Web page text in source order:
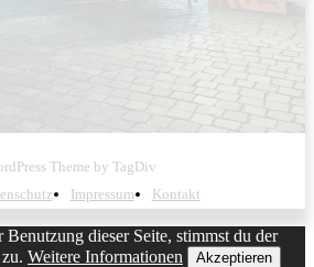
Theme by TagDiv
Impressum Kontakt
Benutzung dieser Seite, stimmst du der
Weitere Informationen Akzeptieren